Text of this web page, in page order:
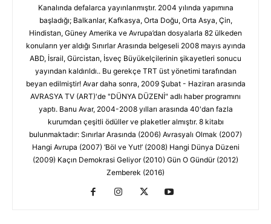
Kanalında defalarca yayınlanmıştır. 2004 yılında yapımına
başladığı; Balkanlar, Kafkasya, Orta Doğu, Orta Asya, Çin,
Hindistan, Güney Amerika ve Avrupa’dan dosyalarla 82 ülkeden
konuların yer aldığı Sınırlar Arasında belgeseli 2008 mayıs ayında
ABD, İsrail, Gürcistan, İsveç Büyükelçilerinin şikayetleri sonucu
yayından kaldırıldı.. Bu gerekçe TRT üst yönetimi tarafından
beyan edilmiştir! Avar daha sonra, 2009 Şubat - Haziran arasında
AVRASYA TV (ART)'de "DÜNYA DÜZENİ" adlı haber programını
yaptı. Banu Avar, 2004-2008 yılları arasında 40'dan fazla
kurumdan çeşitli ödüller ve plaketler almıştır. 8 kitabı
bulunmaktadır: Sınırlar Arasında (2006) Avrasyalı Olmak (2007)
Hangi Avrupa (2007) ‘Böl ve Yut!’ (2008) Hangi Dünya Düzeni
(2009) Kaçın Demokrasi Geliyor (2010) Gün O Gündür (2012)
Zemberek (2016)